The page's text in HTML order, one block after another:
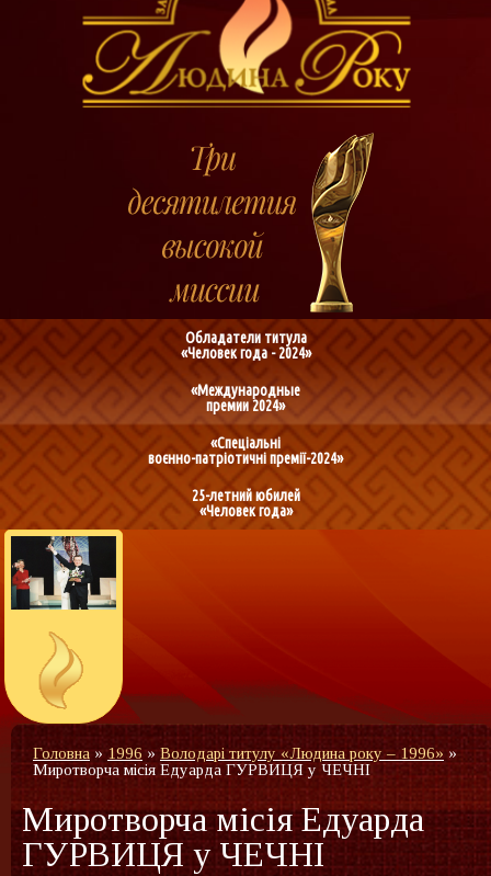
Обладатели титула
«Человек года - 2024»
«Международные
премии 2024»
«Спеціальні
воєнно-патріотичні премії-2024»
25-летний юбилей
«Человек года»
Головна»1996»Володарі титулу «Людина року – 1996» »
Миротворча місія Едуарда ГУРВИЦЯ у ЧЕЧНІ
Миротворча місія Едуарда
ГУРВИЦЯ у ЧЕЧНІ